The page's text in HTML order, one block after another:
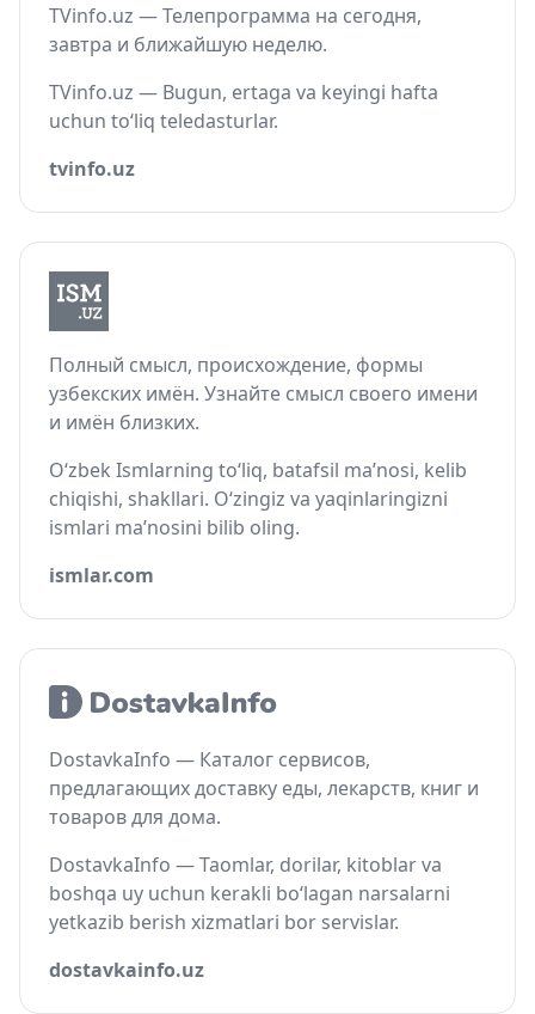
TVinfo.uz — Телепрограмма на сегодня,
завтра и ближайшую неделю.
TVinfo.uz — Bugun, ertaga va keyingi hafta
uchun to‘liq teledasturlar.
tvinfo.uz
Полный смысл, происхождение, формы
узбекских имён. Узнайте смысл своего имени
и имён близких.
O‘zbek Ismlarning to‘liq, batafsil ma’nosi, kelib
chiqishi, shakllari. O‘zingiz va yaqinlaringizni
ismlari ma’nosini bilib oling.
ismlar.com
DostavkaInfo — Каталог сервисов,
предлагающих доставку еды, лекарств, книг и
товаров для дома.
DostavkaInfo — Taomlar, dorilar, kitoblar va
boshqa uy uchun kerakli bo‘lagan narsalarni
yetkazib berish xizmatlari bor servislar.
dostavkainfo.uz